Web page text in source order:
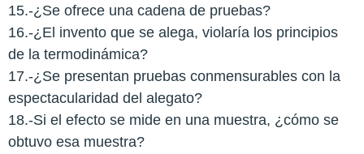
15.-¿Se ofrece una cadena de pruebas?
16.-¿El invento que se alega, violaría los principios
de la termodinámica?
17.-¿Se presentan pruebas conmensurables con la
espectacularidad del alegato?
18.-Si el efecto se mide en una muestra, ¿cómo se
obtuvo esa muestra?